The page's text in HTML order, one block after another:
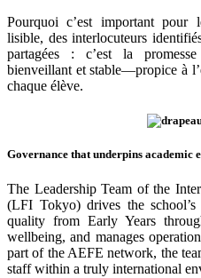
Pourquoi c’est important pour
lisible, des interlocuteurs
partagées : c’est la
bienveillant et stable—propice à
chaque élève.
Governance that underpins academic
The Leadership Team of the
(LFI Tokyo) drives the school’s
quality from Early Years
wellbeing, and manages
part of the AEFE network, the
staff within a truly international